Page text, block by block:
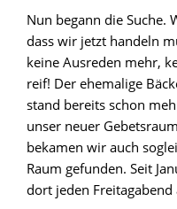
Nun begann die Suche.
dass wir jetzt handeln
keine Ausreden mehr,
reif! Der ehemalige
stand bereits schon
unser neuer
bekamen wir auch
Raum gefunden. Seit
dort jeden Freitagabend